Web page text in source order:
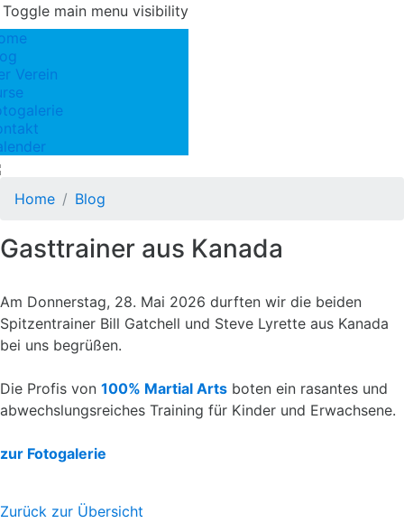
Toggle main menu visibility
Verein
Home Blog
Gasttrainer aus Kanada
Am Donnerstag, 28. Mai 2026 durften wir die beiden
Spitzentrainer Bill Gatchell und Steve Lyrette aus Kanada
bei uns begrüßen.
Die Profis von 100% Martial Arts boten ein rasantes und
abwechslungsreiches Training für Kinder und Erwachsene.
zur Fotogalerie
Zurück zur Übersicht